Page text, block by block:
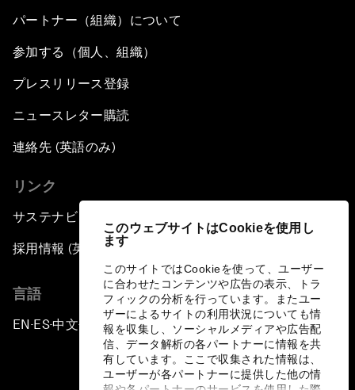
このウェブサイトはCookieを使用し
ます
このサイトではCookieを使って、ユーザー
に合わせたコンテンツや広告の表示、トラ
フィックの分析を行っています。またユー
ザーによるサイトの利用状況についても情
報を収集し、ソーシャルメディアや広告配
信、データ解析の各パートナーに情報を共
有しています。ここで収集された情報は、
ユーザーが各パートナーに提供した他の情
パートナー（組織）について
参加する（個人、組織）
プレスリリース登録
ニュースレター購読
連絡先 (英語のみ)
リンク
サステナビリティへの取り組み
採用情報 (英語のみ)
言語
EN ▪ ES▪中文▪ 日本語